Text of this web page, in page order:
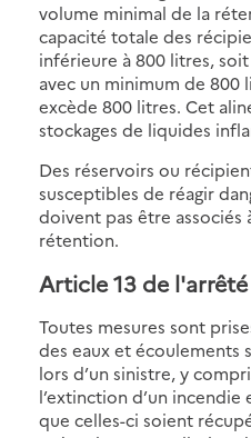
volume minimal de la
capacité totale des
inférieure à 800 litres,
avec un minimum de 800
excède 800 litres. Cet
stockages de liquides
Des réservoirs ou
susceptibles de réagir
doivent pas être associés
rétention.
Article 13 de
Toutes mesures sont
des eaux et écoulements
lors d’un sinistre, y
l’extinction d’un
que celles-ci soient